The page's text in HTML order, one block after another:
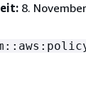
8.